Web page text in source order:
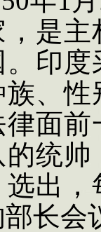
，是
。印度
族、性
律面前
的统帅
选出
长会